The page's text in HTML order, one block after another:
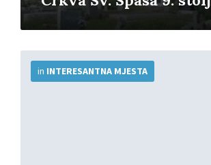
in INTERESANTNA MJESTA
More
Info